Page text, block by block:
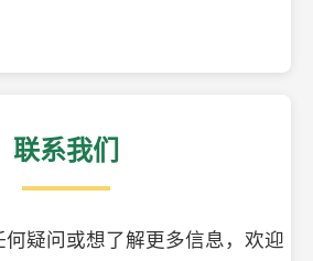
联系我们
疑问或想了解更多信息，欢迎